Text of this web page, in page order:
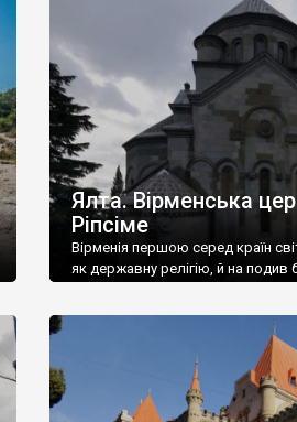
називаються «повстяками»
виробляє відмінне вино і його
легке біле і дуже […]
Ялта. Вірменська
Ріпсіме
Вірменія першою серед країн
як державну релігію, й на подив